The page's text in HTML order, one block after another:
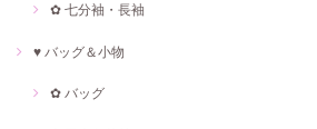
✿ 七分袖・長袖
♥ バッグ＆小物
✿ バッグ